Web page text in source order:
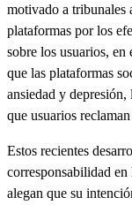
motivado a tribunales
plataformas por los
sobre los usuarios,
que las plataformas
ansiedad y depresión,
que usuarios
Estos recientes
corresponsabilidad
alegan que su